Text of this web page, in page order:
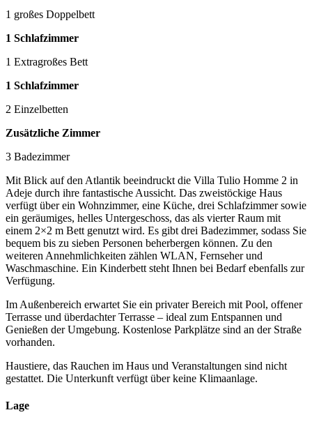
1 großes Doppelbett
1 Schlafzimmer
1 Extragroßes Bett
1 Schlafzimmer
2 Einzelbetten
Zusätzliche Zimmer
3 Badezimmer
Mit Blick auf den Atlantik beeindruckt die Villa Tulio Homme 2 in
Adeje durch ihre fantastische Aussicht. Das zweistöckige Haus
verfügt über ein Wohnzimmer, eine Küche, drei Schlafzimmer sowie
ein geräumiges, helles Untergeschoss, das als vierter Raum mit
einem 2×2 m Bett genutzt wird. Es gibt drei Badezimmer, sodass Sie
bequem bis zu sieben Personen beherbergen können. Zu den
weiteren Annehmlichkeiten zählen WLAN, Fernseher und
Waschmaschine. Ein Kinderbett steht Ihnen bei Bedarf ebenfalls zur
Verfügung.
Im Außenbereich erwartet Sie ein privater Bereich mit Pool, offener
Terrasse und überdachter Terrasse – ideal zum Entspannen und
Genießen der Umgebung. Kostenlose Parkplätze sind an der Straße
vorhanden.
Haustiere, das Rauchen im Haus und Veranstaltungen sind nicht
gestattet. Die Unterkunft verfügt über keine Klimaanlage.
Lage